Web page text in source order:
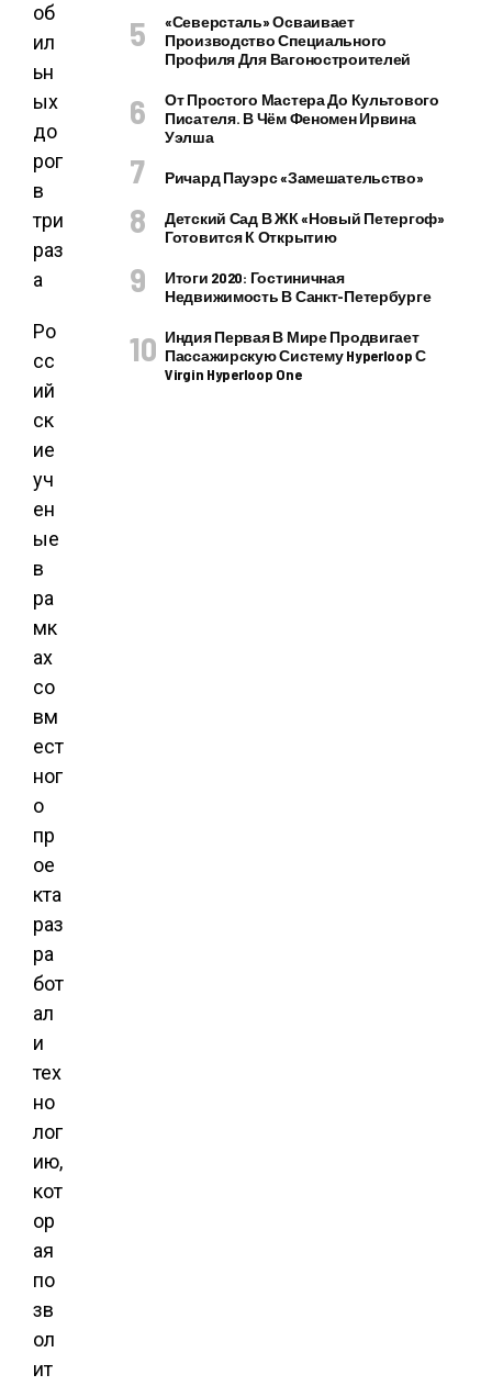
об
ил
ьн
ых
до
рог
в
три
раз
а
Ро
сс
ий
ск
ие
уч
ен
ые
в
ра
мк
ах
со
вм
ест
ног
о
пр
ое
кта
раз
ра
бот
ал
и
тех
но
лог
ию,
кот
ор
ая
по
зв
ол
ит
«Северсталь» Осваивает
Производство Специального
Профиля Для Вагоностроителей
От Простого Мастера До Культового
Писателя. В Чём Феномен Ирвина
Уэлша
Ричард Пауэрс «Замешательство»
Детский Сад В ЖК «Новый Петергоф»
Готовится К Открытию
Итоги 2020: Гостиничная
Недвижимость В Санкт-Петербурге
Индия Первая В Мире Продвигает
Пассажирскую Систему Hyperloop С
Virgin Hyperloop One